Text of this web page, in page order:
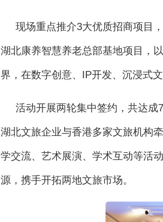
现场重点推介3大优质招商项目
湖北康养智慧养老总部基地项目，
界，在数字创意、IP开发、沉浸式
活动开展两轮集中签约，共达
湖北文旅企业与香港多家文旅机构
学交流、艺术展演、学术互动等活
源，携手开拓两地文旅市场。